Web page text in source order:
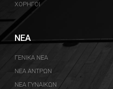
ΧΟΡΗΓΟΙ
ΝΕΑ
ΓΕΝΙΚΑ ΝΕΑ
ΝΕΑ ΑΝΤΡΩΝ
ΝΕΑ ΓΥΝΑΙΚΩΝ